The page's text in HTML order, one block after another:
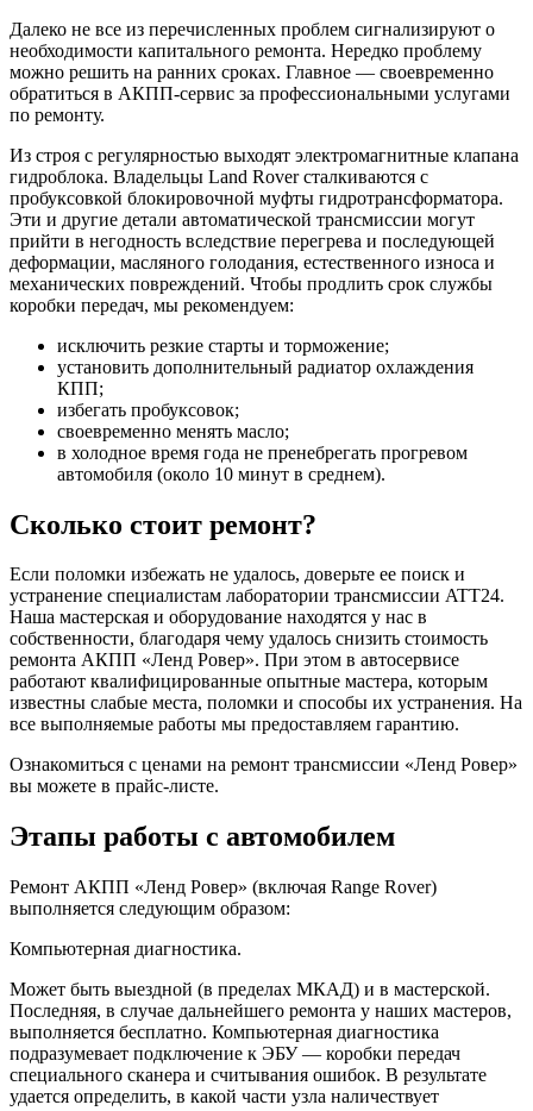
Далеко не все из перечисленных проблем сигнализируют о
необходимости капитального ремонта. Нередко проблему
можно решить на ранних сроках. Главное — своевременно
обратиться в АКПП-сервис за профессиональными услугами
по ремонту.
Из строя с регулярностью выходят электромагнитные клапана
гидроблока. Владельцы Land Rover сталкиваются с
пробуксовкой блокировочной муфты гидротрансформатора.
Эти и другие детали автоматической трансмиссии могут
прийти в негодность вследствие перегрева и последующей
деформации, масляного голодания, естественного износа и
механических повреждений. Чтобы продлить срок службы
коробки передач, мы рекомендуем:
исключить резкие старты и торможение;
установить дополнительный радиатор охлаждения
КПП;
избегать пробуксовок;
своевременно менять масло;
в холодное время года не пренебрегать прогревом
автомобиля (около 10 минут в среднем).
Сколько стоит ремонт?
Если поломки избежать не удалось, доверьте ее поиск и
устранение специалистам лаборатории трансмиссии ATT24.
Наша мастерская и оборудование находятся у нас в
собственности, благодаря чему удалось снизить стоимость
ремонта АКПП «Ленд Ровер». При этом в автосервисе
работают квалифицированные опытные мастера, которым
известны слабые места, поломки и способы их устранения. На
все выполняемые работы мы предоставляем гарантию.
Ознакомиться с ценами на ремонт трансмиссии «Ленд Ровер»
вы можете в прайс-листе.
Этапы работы с автомобилем
Ремонт АКПП «Ленд Ровер» (включая Range Rover)
выполняется следующим образом:
Компьютерная диагностика.
Может быть выездной (в пределах МКАД) и в мастерской.
Последняя, в случае дальнейшего ремонта у наших мастеров,
выполняется бесплатно. Компьютерная диагностика
подразумевает подключение к ЭБУ ― коробки передач
специального сканера и считывания ошибок. В результате
удается определить, в какой части узла наличествует